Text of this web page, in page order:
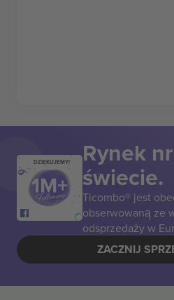
DZIĘKUJEMY! Rynek
świecie.
Ticombo® jest
obserwowaną ze
odsprzedaży w
ZACZNIJ